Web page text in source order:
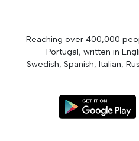
Reaching over 400,000
Portugal, written in
Swedish, Spanish, Italian,